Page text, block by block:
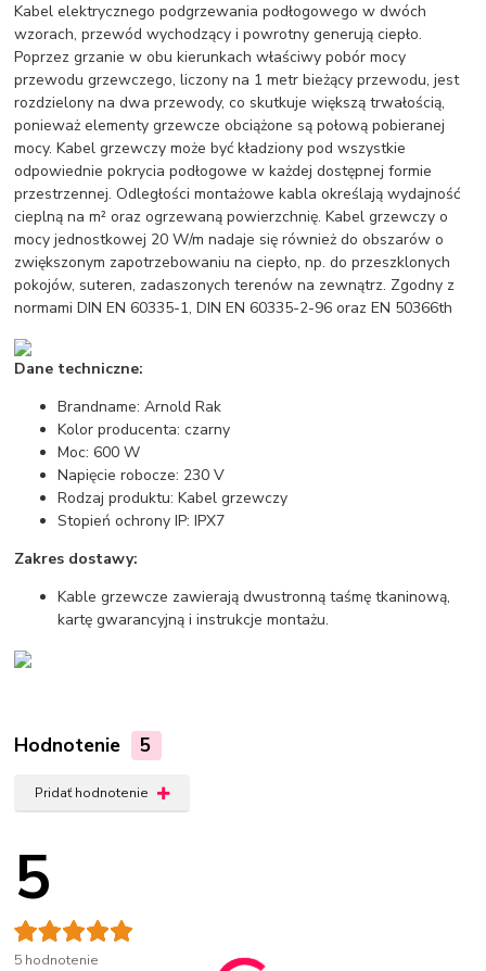
Kabel elektrycznego podgrzewania podłogowego w dwóch
wzorach, przewód wychodzący i powrotny generują ciepło.
Poprzez grzanie w obu kierunkach właściwy pobór mocy
przewodu grzewczego, liczony na 1 metr bieżący przewodu, jest
rozdzielony na dwa przewody, co skutkuje większą trwałością,
ponieważ elementy grzewcze obciążone są połową pobieranej
mocy. Kabel grzewczy może być kładziony pod wszystkie
odpowiednie pokrycia podłogowe w każdej dostępnej formie
przestrzennej. Odległości montażowe kabla określają wydajność
cieplną na m² oraz ogrzewaną powierzchnię. Kabel grzewczy o
mocy jednostkowej 20 W/m nadaje się również do obszarów o
zwiększonym zapotrzebowaniu na ciepło, np. do przeszklonych
pokojów, suteren, zadaszonych terenów na zewnątrz. Zgodny z
normami DIN EN 60335-1, DIN EN 60335-2-96 oraz EN 50366th
Dane techniczne:
Brandname: Arnold Rak
Kolor producenta: czarny
Moc: 600 W
Napięcie robocze: 230 V
Rodzaj produktu: Kabel grzewczy
Stopień ochrony IP: IPX7
Zakres dostawy:
Kable grzewcze zawierają dwustronną taśmę tkaninową,
kartę gwarancyjną i instrukcje montażu.
Hodnotenie 5
Pridať hodnotenie
5
5 hodnotenie